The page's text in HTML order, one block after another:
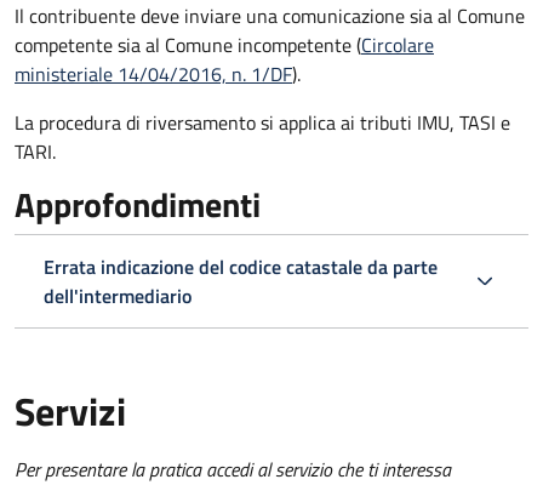
Il contribuente deve inviare una comunicazione sia al Comune
competente sia al Comune incompetente (Circolare
ministeriale 14/04/2016, n. 1/DF).
La procedura di riversamento si applica ai tributi IMU, TASI e
TARI.
Approfondimenti
Errata indicazione del codice catastale da parte
dell'intermediario
Servizi
Per presentare la pratica accedi al servizio che ti interessa